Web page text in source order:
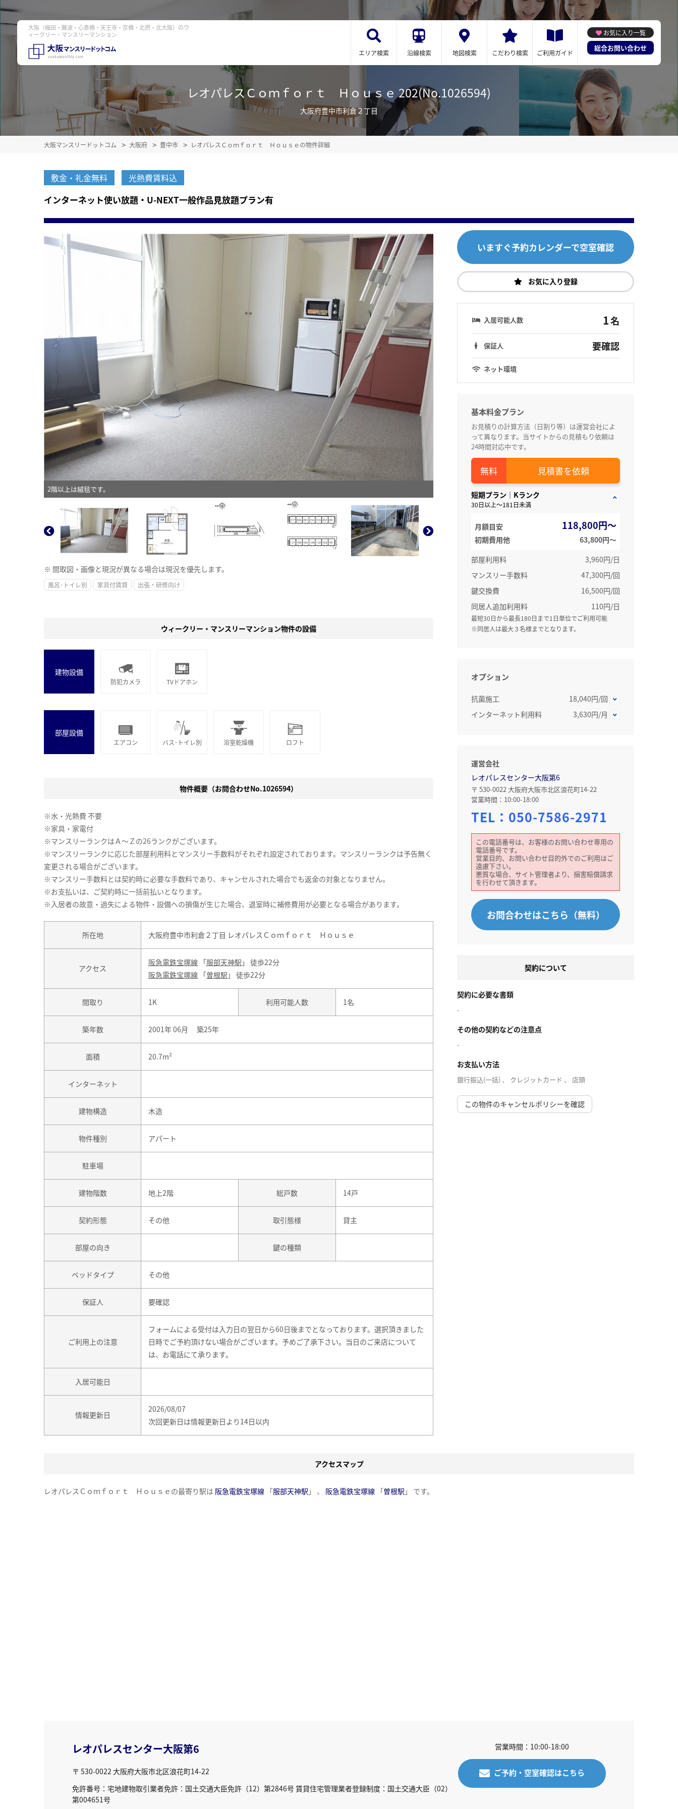
大阪（梅田・難波・心斎橋・天王寺・京橋・北摂・北大阪）のウ
ィークリー・マンスリーマンション
エリア検索 沿線検索 地図検索 こだわり検索 ご利用ガイド
お気に入り一覧
総合お問い合わせ
レオパレスＣｏｍｆｏｒｔ Ｈｏｕｓｅ 202(No.1026594)
大阪府豊中市利倉２丁目
大阪マンスリードットコム 大阪府 豊中市 レオパレスＣｏｍｆｏｒｔ Ｈｏｕｓｅの物件詳細
敷金・礼金無料 光熱費賃料込
インターネット使い放題・U-NEXT一般作品見放題プラン有
2階以上は絨毯です。
※ 間取図・画像と現況が異なる場合は現況を優先します。
風呂･トイレ別 家具付賃貸 出張・研修向け
いますぐ予約カレンダーで空室確認
お気に入り登録
入居可能人数 1名
保証人 要確認
ネット環境
基本料金プラン
お見積りの計算方法（日割り等）は運営会社によ
って異なります。当サイトからの見積もり依頼は
24時間対応中です。
見積書を依頼
短期プラン｜Kランク
30日以上～181日未満
月額目安 118,800円～
初期費用他
63,800円〜
部屋利用料
3,960円/日
マンスリー手数料
47,300円/回
鍵交換費
16,500円/回
同居人追加利用料
110円/日
最短30日から最長180日まで1日単位でご利用可能
※同居人は最大３名様までとなります。
オプション
抗菌施工
18,040円/回
インターネット利用料
3,630円/月
運営会社
レオパレスセンター大阪第6
〒 530-0022 大阪府大阪市北区浪花町14-22
営業時間：10:00-18:00
TEL： 050-7586-2971
この電話番号は、お客様のお問い合わせ専用の
電話番号です。
営業目的、お問い合わせ目的外でのご利用はご
遠慮下さい。
悪質な場合、サイト管理者より、損害賠償請求
を行わせて頂きます。
お問合わせはこちら（無料）
契約について
契約に必要な書類
-
その他の契約などの注意点
-
お支払い方法
銀行振込(一括) 、 クレジットカード 、 店頭
この物件のキャンセルポリシーを確認
ウィークリー・マンスリーマンション物件の設備
建物設備
防犯カメラ TVドアホン
部屋設備
エアコン バス･トイレ別 浴室乾燥機 ロフト
物件概要（お問合わせNo.1026594）
※水・光熱費 不要
※家具・家電付
※マンスリーランクはＡ～Ｚの26ランクがございます。
※マンスリーランクに応じた部屋利用料とマンスリー手数料がそれぞれ設定されております。マンスリーランクは予告無く
変更される場合がございます。
※マンスリー手数料とは契約時に必要な手数料であり、キャンセルされた場合でも返金の対象となりません。
※お支払いは、ご契約時に一括前払いとなります。
※入居者の故意・過失による物件・設備への損傷が生じた場合、退室時に補修費用が必要となる場合があります。
所在地 大阪府豊中市利倉２丁目 レオパレスＣｏｍｆｏｒｔ Ｈｏｕｓｅ
アクセス
阪急電鉄宝塚線 「服部天神駅 」 徒歩22分
阪急電鉄宝塚線 「曽根駅 」 徒歩22分
間取り 1K 利用可能人数 1名
築年数 2001年 06月 築25年
面積 20.7m²
インターネット
建物構造 木造
物件種別 アパート
駐車場
建物階数 地上2階 総戸数 14戸
契約形態 その他 取引態様 貸主
部屋の向き 鍵の種類
ベッドタイプ その他
保証人 要確認
ご利用上の注意
フォームによる受付は入力日の翌日から60日後までとなっております。選択頂きました
日時でご予約頂けない場合がございます。予めご了承下さい。当日のご来店について
は、お電話にて承ります。
入居可能日
情報更新日
2026/08/07
次回更新日は情報更新日より14日以内
アクセスマップ
レオパレスＣｏｍｆｏｒｔ Ｈｏｕｓｅの最寄り駅は 阪急電鉄宝塚線 「服部天神駅 」 、 阪急電鉄宝塚線 「曽根駅 」 です。
レオパレスセンター大阪第6
〒 530-0022 大阪府大阪市北区浪花町14-22
免許番号：宅地建物取引業者免許：国土交通大臣免許（12）第2846号 賃貸住宅管理業者登録制度：国土交通大臣（02）
第004651号
営業時間：10:00-18:00
ご予約・空室確認はこちら